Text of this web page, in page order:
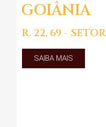
GOIÂNIA
R. 22, 69 -
SAIBA MAIS